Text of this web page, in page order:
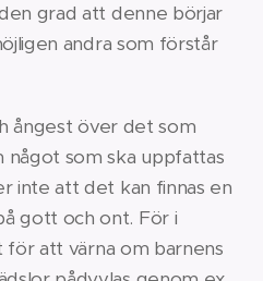
grad att denne börjar
andra som förstår
ångest över det som
något som ska uppfattas
inte att det kan finnas en
gott och ont. För i
för att värna om barnens